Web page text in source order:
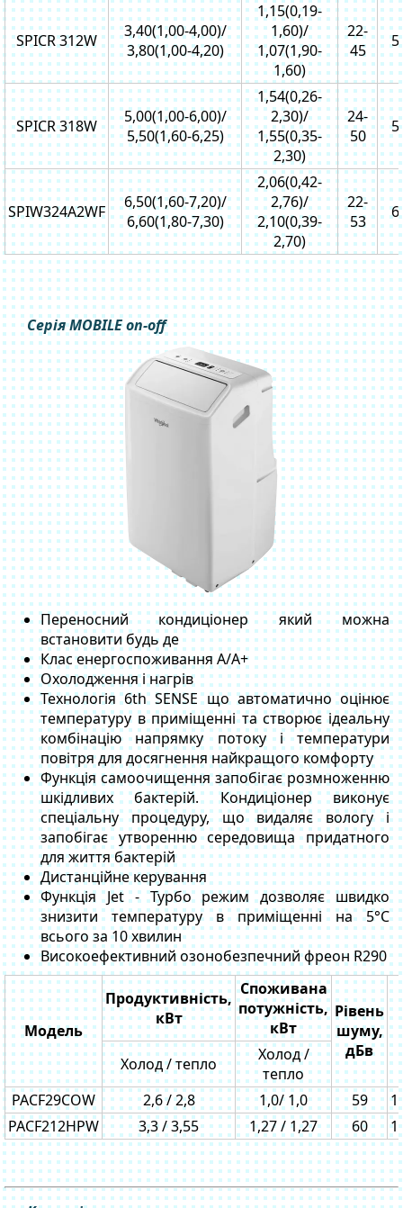
SPICR 312W
3,40(1,00-4,00)/
3,80(1,00-4,20)
1,15(0,19-
1,60)/
1,07(1,90-
1,60)
22-
45
SPICR 318W
5,00(1,00-6,00)/
5,50(1,60-6,25)
1,54(0,26-
2,30)/
1,55(0,35-
2,30)
24-
50
SPIW324A2WF
6,50(1,60-7,20)/
6,60(1,80-7,30)
2,06(0,42-
2,76)/
2,10(0,39-
2,70)
22-
53
Серія MOBILE on-off
Переносний кондиціонер який можна
встановити будь де
Клас енергоспоживання А/A+
Охолодження і нагрів
Технологія 6th SENSE що автоматично оцінює
температуру в приміщенні та створює ідеальну
комбінацію напрямку потоку і температури
повітря для досягнення найкращого комфорту
Функція самоочищення запобігає розмноженню
шкідливих бактерій. Кондиціонер виконує
спеціальну процедуру, що видаляє вологу і
запобігає утворенню середовища придатного
для життя бактерій
Дистанційне керування
Функція Jet - Турбо режим дозволяє швидко
знизити температуру в приміщенні на 5°C
всього за 10 хвилин
Високоефективний озонобезпечний фреон R290
Модель
Продуктивність,
кВт
Споживана
потужність,
кВт
Рівень
шуму,
дБв
Холод / тепло
Холод /
тепло
PACF29COW
2,6 / 2,8 1,0/ 1,0 59
PACF212HPW
3,3 / 3,55 1,27 / 1,27 60